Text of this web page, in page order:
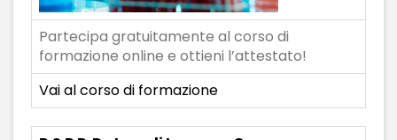
Partecipa gratuitamente al corso di
formazione online e ottieni l’attestato!
Vai al corso di formazione